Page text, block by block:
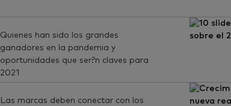
Quienes han sido los grandes
ganadores en la pandemia y
oportunidades que ser?n claves para
2021
Las marcas deben conectar con los